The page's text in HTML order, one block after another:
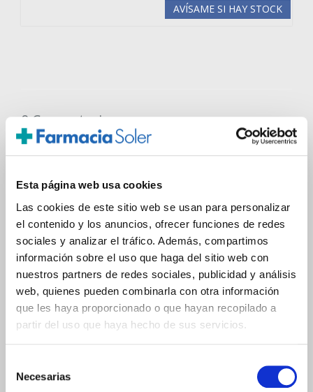
Esta página web usa cookies
Las cookies de este sitio web se usan para personalizar
el contenido y los anuncios, ofrecer funciones de redes
sociales y analizar el tráfico. Además, compartimos
información sobre el uso que haga del sitio web con
nuestros partners de redes sociales, publicidad y análisis
web, quienes pueden combinarla con otra información
que les haya proporcionado o que hayan recopilado a
partir del uso que haya hecho de sus servicios.
Necesarias
AVÍSAME SI HAY STOCK
0 Comentarios
Añadir un nuevo comentario
¿Para qué dejar un comentario?